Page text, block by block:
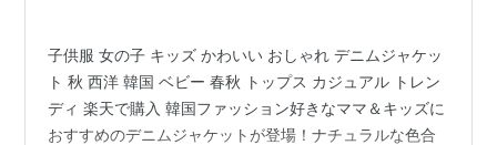
子供服 女の子 キッズ かわいい おしゃれ デニムジャケッ
ト 秋 西洋 韓国 ベビー 春秋 トップス カジュアル トレン
ディ 楽天で購入 韓国ファッション好きなママ＆キッズに
おすすめのデニムジャケットが登場！ナチュラルな色合